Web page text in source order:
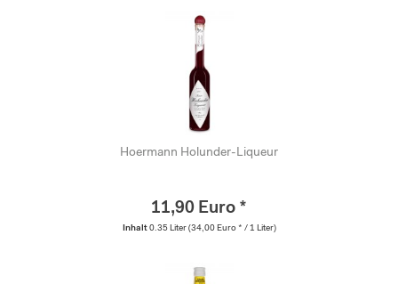
Hoermann Holunder-Liqueur
11,90 Euro *
Inhalt 0.35 Liter (34,00 Euro * / 1 Liter)